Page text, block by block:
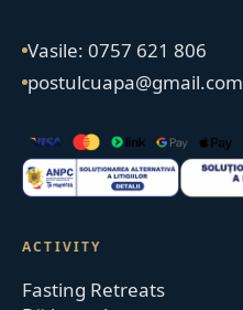
Vasile: 0757 621 806
postulcuapa@gmail.com
ACTIVITY
Fasting Retreats